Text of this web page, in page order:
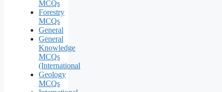
MCQs
Forestry
MCQs
General
General
Knowledge
MCQs
(International
Geology
MCQs